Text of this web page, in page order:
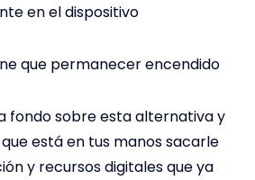
en el dispositivo
que permanecer encendido
fondo sobre esta alternativa y
está en tus manos sacarle
y recursos digitales que ya